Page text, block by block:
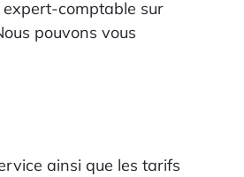
comptable sur
pouvons vous
ainsi que les tarifs